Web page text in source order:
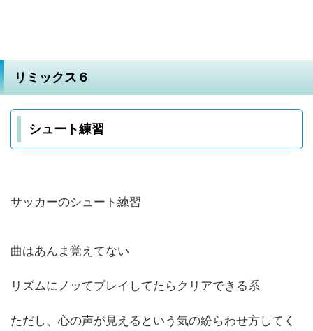
リミックス６
シュート練習
サッカーのシュート練習
曲はあんま覚えてない
リズムにノッてプレイしてたらクリアできる系
ただし、心の声が見えるという気の紛らわせ方してく